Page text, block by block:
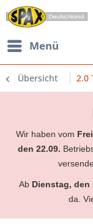
Menü
Übersicht 2.0
Wir haben vom
den 22.09.
Ab Dienstag, den
da.